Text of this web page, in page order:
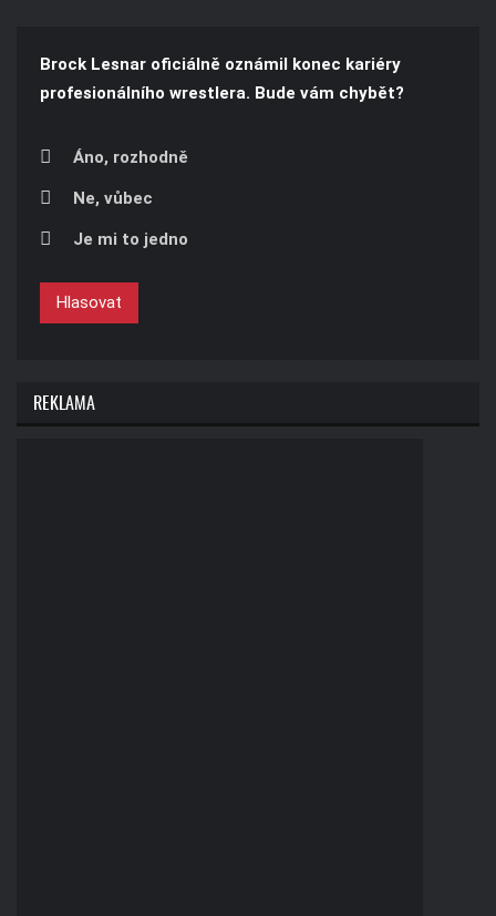
Brock Lesnar oficiálně oznámil konec kariéry
profesionálního wrestlera. Bude vám chybět?
Áno, rozhodně
Ne, vůbec
Je mi to jedno
Hlasovat
REKLAMA